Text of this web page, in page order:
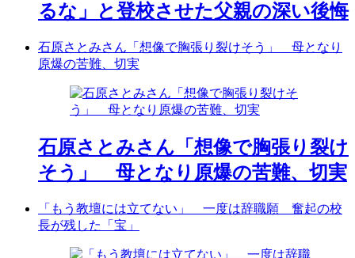
るな」と登校させた父親の深い後悔
石原さとみさん「想像で胸張り裂けそう」 母となり
原爆の苦難、切実
石原さとみさん「想像で胸張り裂け
そう」 母となり原爆の苦難、切実
「もう教壇には立てない」 一度は辞職願 奮起の校
長が残した「宝」